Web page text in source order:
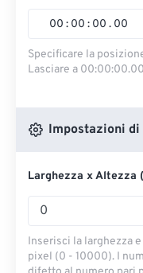
00 : 00 : 00 . 00
Specificare la
Lasciare a
Impostazioni
Larghezza x Altezza
Inserisci la larghezza
pixel (0 - 10000). I